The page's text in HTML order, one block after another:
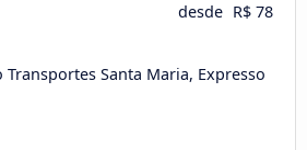
desde R$ 78
Transportes Santa Maria, Expresso